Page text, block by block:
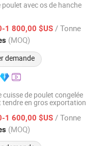
poulet avec os de hanche
1 800,00 $US / Tonne
(MOQ)
demande
Co, Ltd.
2025
cuisse de poulet congelée
tendre en gros exportation
1 600,00 $US / Tonne
(MOQ)
Trade Co., Ltd.
2022